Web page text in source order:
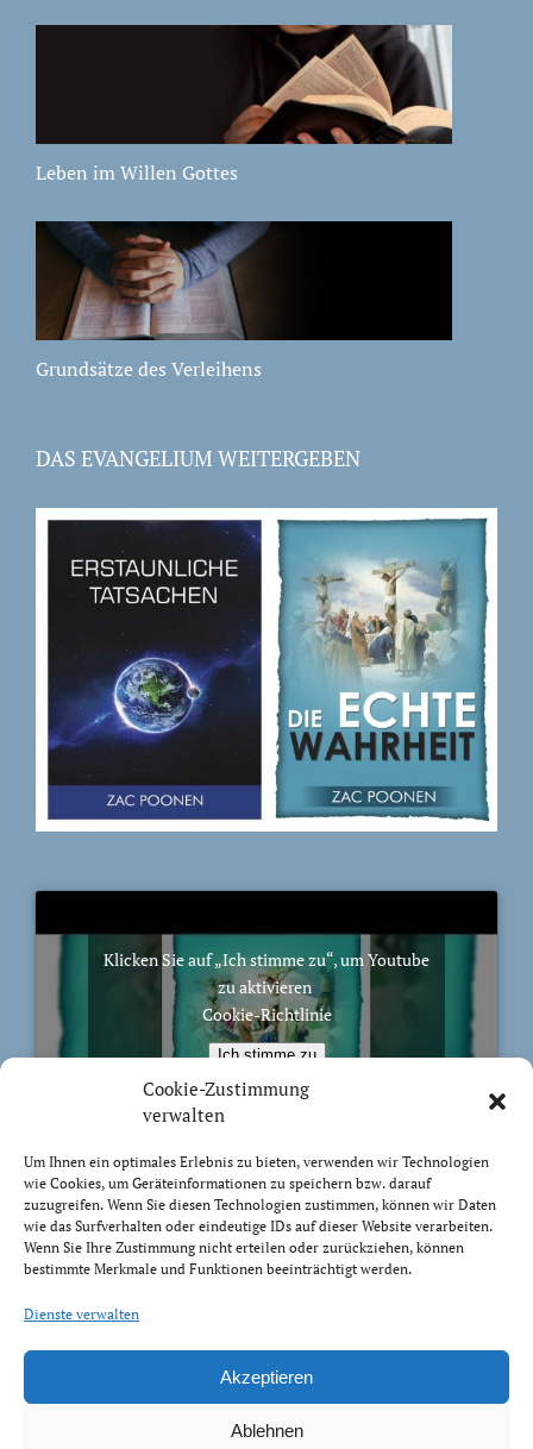
Cookie-Zustimmung
verwalten
Um Ihnen ein optimales Erlebnis zu bieten, verwenden wir Technologien
wie Cookies, um Geräteinformationen zu speichern bzw. darauf
zuzugreifen. Wenn Sie diesen Technologien zustimmen, können wir Daten
wie das Surfverhalten oder eindeutige IDs auf dieser Website verarbeiten.
Wenn Sie Ihre Zustimmung nicht erteilen oder zurückziehen, können
bestimmte Merkmale und Funktionen beeinträchtigt werden.
Dienste verwalten
Akzeptieren
Ablehnen
Leben im Willen Gottes
Grundsätze des Verleihens
DAS EVANGELIUM WEITERGEBEN
Klicken Sie auf „Ich stimme zu“, um Youtube
zu aktivieren
Cookie-Richtlinie
Ich stimme zu
BIBELVERS DES TAGES
Sondern wie der, der euch berufen hat, heilig ist, sollt
steht geschrieben: »Ihr sollt heilig sein, denn ich bin
heilig.«